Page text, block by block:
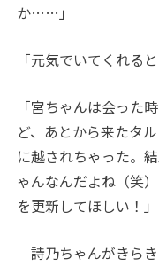
か……」
「元気でいてくれる
「宮ちゃんは会った
ど、あとから来たタ
に越されちゃった。
ゃんなんだよね（笑
を更新してほしい！」
詩乃ちゃんがきらき